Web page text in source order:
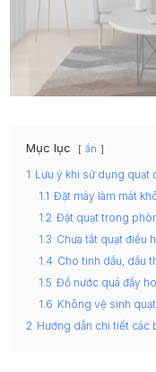
Mục lục ẩn
1 Lưu ý khi sử dụng quạt
1.1 Đặt máy làm mát
1.2 Đặt quạt trong
1.3 Chưa tắt quạt điều
1.4 Cho tinh dầu, dầu
1.5 Đổ nước quá đầy
1.6 Không vệ sinh
2 Hướng dẫn chi tiết các